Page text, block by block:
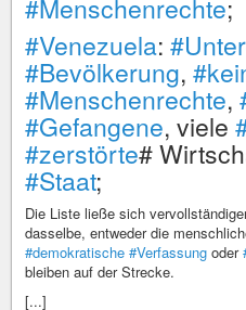
#Menschenrechte;
#Venezuela:
#Bevölkerung,
#Menschenrechte,
#Gefangene, viele
#zerstörte#
#Staat;
Die Liste ließe sich
dasselbe, entweder die
#demokratische #Verfassung oder
bleiben auf der Strecke.
[...]